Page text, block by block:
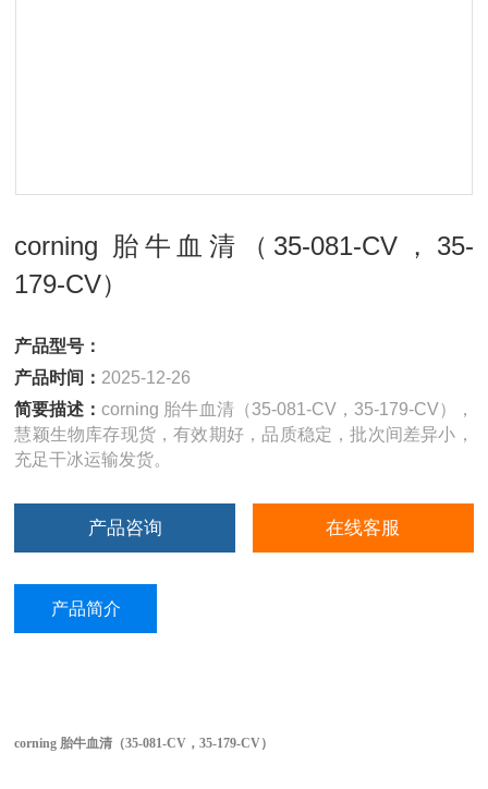
corning 胎牛血清（35-081-CV，35-
179-CV）
产品型号：
产品时间： 2025-12-26
简要描述：corning 胎牛血清（35-081-CV，35-179-CV），
慧颖生物库存现货，有效期好，品质稳定，批次间差异小，
充足干冰运输发货。
产品咨询 在线客服
产品简介
corning 胎牛血清 （35-081-CV，35-179-CV）